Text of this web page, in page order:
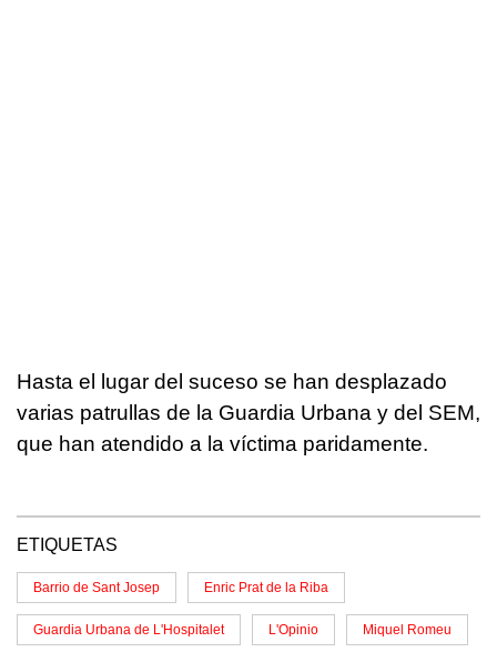
Hasta el lugar del suceso se han desplazado
varias patrullas de la Guardia Urbana y del SEM,
que han atendido a la víctima paridamente.
ETIQUETAS
Barrio de Sant Josep Enric Prat de la Riba
Guardia Urbana de L'Hospitalet L'Opinio Miquel Romeu